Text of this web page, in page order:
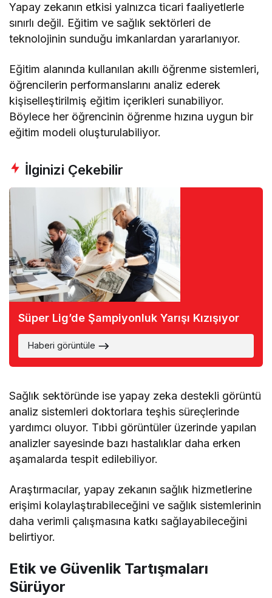
Yapay zekanın etkisi yalnızca ticari faaliyetlerle
sınırlı değil. Eğitim ve sağlık sektörleri de
teknolojinin sunduğu imkanlardan yararlanıyor.
Eğitim alanında kullanılan akıllı öğrenme sistemleri,
öğrencilerin performanslarını analiz ederek
kişiselleştirilmiş eğitim içerikleri sunabiliyor.
Böylece her öğrencinin öğrenme hızına uygun bir
eğitim modeli oluşturulabiliyor.
İlginizi Çekebilir
Süper Lig’de Şampiyonluk Yarışı Kızışıyor
Haberi görüntüle
Sağlık sektöründe ise yapay zeka destekli görüntü
analiz sistemleri doktorlara teşhis süreçlerinde
yardımcı oluyor. Tıbbi görüntüler üzerinde yapılan
analizler sayesinde bazı hastalıklar daha erken
aşamalarda tespit edilebiliyor.
Araştırmacılar, yapay zekanın sağlık hizmetlerine
erişimi kolaylaştırabileceğini ve sağlık sistemlerinin
daha verimli çalışmasına katkı sağlayabileceğini
belirtiyor.
Etik ve Güvenlik Tartışmaları
Sürüyor